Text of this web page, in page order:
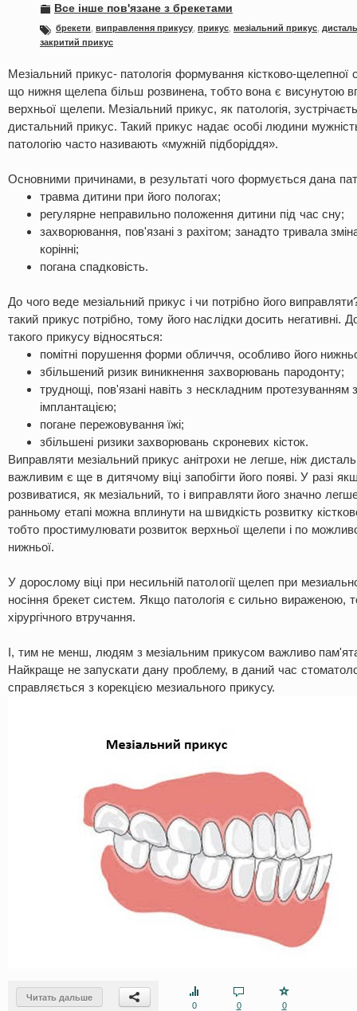
Все інше пов'язане з брекетами
брекети виправлення прикусу прикус мезіальний прикус
закритий прикус
Мезіальний прикус- патологія формування кістково-щелепної
що нижня щелепа більш розвинена, тобто вона є висунутою
верхньої щелепи. Мезіальний прикус, як патологія,
дистальний прикус. Такий прикус надає особі людини
патологію часто називають «мужній підборіддя».
Основними причинами, в результаті чого формується дана
травма дитини при його пологах;
регулярне неправильно положення дитини під час сну;
захворювання, пов'язані з рахітом; занадто тривала
корінні;
погана спадковість.
До чого веде мезіальний прикус і чи потрібно його
такий прикус потрібно, тому його наслідки досить негативні.
такого прикусу відносяться:
помітні порушення форми обличчя, особливо його
збільшений ризик виникнення захворювань пародонту;
труднощі, пов'язані навіть з нескладним протезуванням
імплантацією;
погане пережовування їжі;
збільшені ризики захворювань скроневих кісток.
Виправляти мезіальний прикус анітрохи не легше, ніж
важливим є ще в дитячому віці запобігти його появі. У разі
розвиватися, як мезіальний, то і виправляти його значно
ранньому етапі можна вплинути на швидкість розвитку
тобто простимулювати розвиток верхньої щелепи і по
нижньої.
У дорослому віці при несильній патології щелеп при
носіння брекет систем. Якщо патологія є сильно вираженою,
хірургічного втручання.
І, тим не менш, людям з мезіальним прикусом важливо
Найкраще не запускати дану проблему, в даний час
справляється з корекцією мезиального прикусу.
Читать дальше
0
0 0